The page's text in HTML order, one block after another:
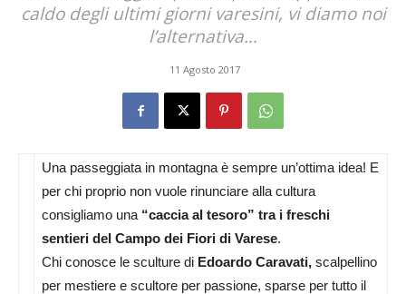
caldo degli ultimi giorni varesini, vi diamo noi
l’alternativa…
11 Agosto 2017
Una passeggiata in montagna è sempre un’ottima idea! E
per chi proprio non vuole rinunciare alla cultura
consigliamo una “caccia al tesoro” tra i freschi
sentieri del Campo dei Fiori di Varese.
Chi conosce le sculture di Edoardo Caravati, scalpellino
per mestiere e scultore per passione, sparse per tutto il